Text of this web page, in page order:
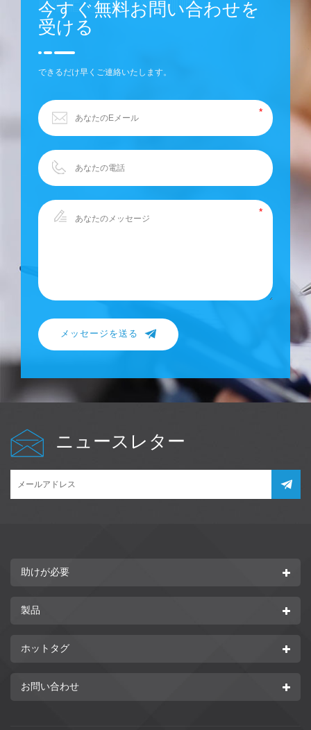
今すぐ無料お問い合わせを
受ける
できるだけ早くご連絡いたします。
メッセージを送る
ニュースレター
助けが必要
製品
ホットタグ
お問い合わせ